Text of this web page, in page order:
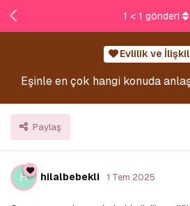
Evlilik ve
Eşinle en çok hangi konuda
Paylaş
1 < 1 gönderi
H hilalbebekli 1 Tem 2025